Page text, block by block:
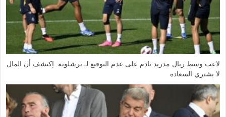
لاعب وسط ريال مدريد نادم على عدم التوقيع لـ برشلونة: إكتشف أن المال
لا يشتري السعادة